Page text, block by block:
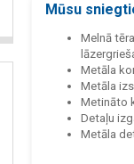
Mūsu
Melnā
Metāla
Metāla
Metināto
Detaļu
Metāla